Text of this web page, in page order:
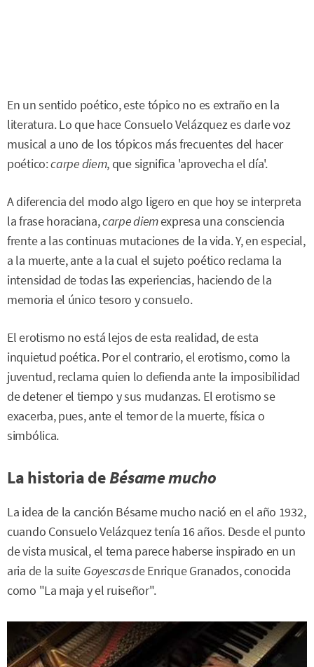
En un sentido poético, este tópico no es extraño en la
literatura. Lo que hace Consuelo Velázquez es darle voz
musical a uno de los tópicos más frecuentes del hacer
poético:carpe diem, que significa 'aprovecha el día'.
A diferencia del modo algo ligero en que hoy se interpreta
la frase horaciana,carpe diemexpresa una consciencia
frente a las continuas mutaciones de la vida. Y, en especial,
a la muerte, ante a la cual el sujeto poético reclama la
intensidad de todas las experiencias, haciendo de la
memoria el único tesoro y consuelo.
El erotismo no está lejos de esta realidad, de esta
inquietud poética. Por el contrario, el erotismo, como la
juventud, reclama quien lo defienda ante la imposibilidad
de detener el tiempo y sus mudanzas. El erotismo se
exacerba, pues, ante el temor de la muerte, física o
simbólica.
La historia deBésame mucho
La idea de la canción Bésame mucho nació en el año 1932,
cuando Consuelo Velázquez tenía 16 años. Desde el punto
de vista musical, el tema parece haberse inspirado en un
aria de la suite Goyescasde Enrique Granados, conocida
como "La maja y el ruiseñor".